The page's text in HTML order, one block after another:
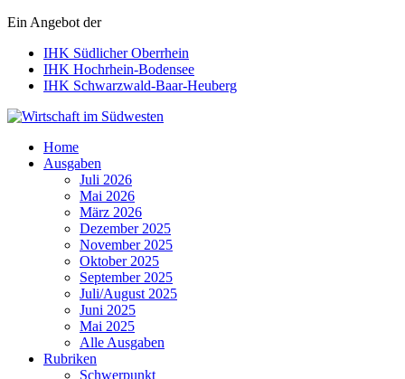
Ein Angebot der
IHK Südlicher Oberrhein
IHK Hochrhein-Bodensee
IHK Schwarzwald-Baar-Heuberg
Wirtschaft im Südwesten
Home
Ausgaben
Juli 2026
Mai 2026
März 2026
Dezember 2025
November 2025
Oktober 2025
September 2025
Juli/August 2025
Juni 2025
Mai 2025
Alle Ausgaben
Rubriken
Schwerpunkt